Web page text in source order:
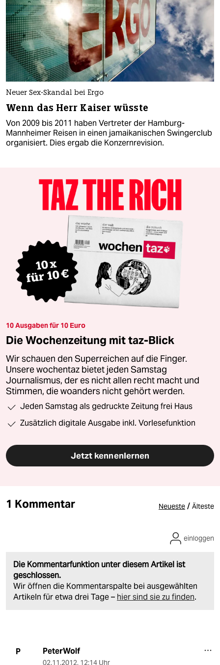
Neuer Sex-Skandal bei Ergo
Wenn das Herr Kaiser wüsste
Von 2009 bis 2011 haben Vertreter der Hamburg-
Mannheimer Reisen in einen jamaikanischen Swingerclub
organisiert. Dies ergab die Konzernrevision.
10 Ausgaben für 10 Euro
Die Wochenzeitung mit taz-Blick
Wir schauen den Superreichen auf die Finger.
Unsere wochentaz bietet jeden Samstag
Journalismus, der es nicht allen recht macht und
Stimmen, die woanders nicht gehört werden.
Jeden Samstag als gedruckte Zeitung frei Haus
Zusätzlich digitale Ausgabe inkl. Vorlesefunktion
Jetzt kennenlernen
1 Kommentar Neueste / Älteste
Die Kommentarfunktion unter diesem Artikel ist
geschlossen.
Wir öffnen die Kommentarspalte bei ausgewählten
Artikeln für etwa drei Tage – hier sind sie zu finden.
einloggen
P PeterWolf
02.11.2012, 12:14 Uhr